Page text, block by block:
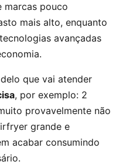
marcas pouco
mais alto, enquanto
avançadas
que vai atender
, por exemplo: 2
provavelmente não
grande e
acabar consumindo